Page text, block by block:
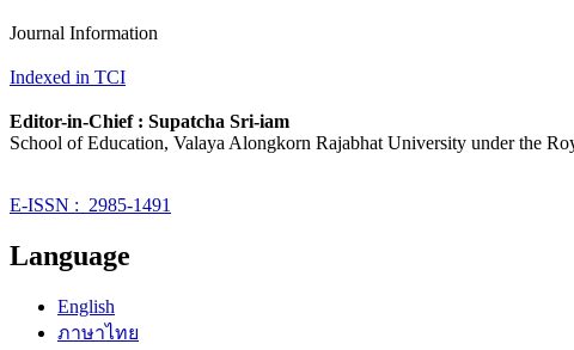
Journal Information
Indexed in TCI
Editor-in-Chief : Supatcha Sri-iam
School of Education, Valaya Alongkorn Rajabhat University under the
E-ISSN : 2985-1491
Language
English
ภาษาไทย